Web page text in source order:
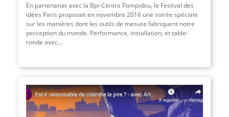
En partenariat avec la Bpi-Centre Pompidou, le Festival des
idées Paris proposait en novembre 2016 une soirée spéciale
sur les manières dont les outils de mesure fabriquent notre
perception du monde. Performance, installation, et table-
ronde avec...